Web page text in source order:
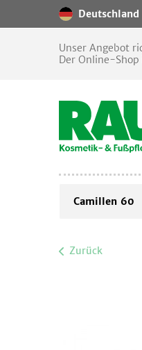
Deutschland
Unser Angebot
Der Online-
Camillen 60
Zurück